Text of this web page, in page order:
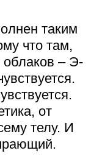
таким
что там,
облаков – Э-
от
телу. И